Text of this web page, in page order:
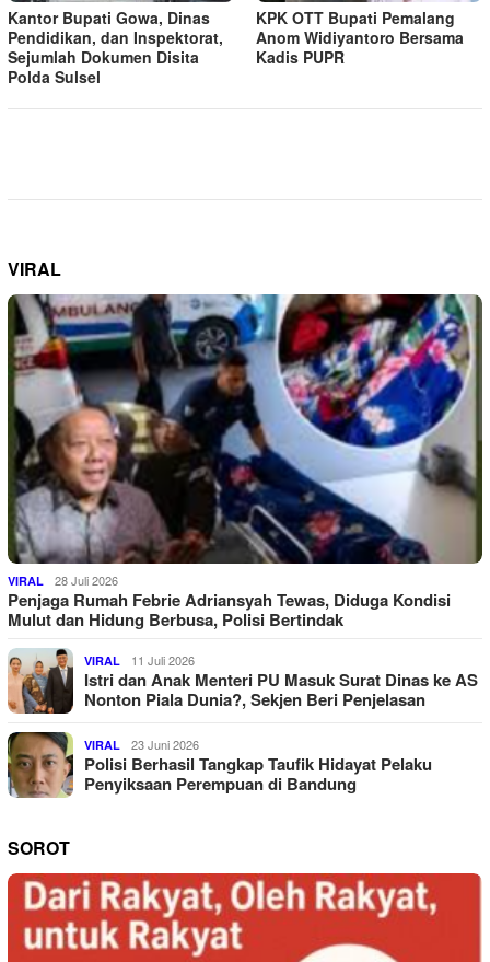
Kantor Bupati Gowa, Dinas
Pendidikan, dan Inspektorat,
Sejumlah Dokumen Disita
Polda Sulsel
KPK OTT Bupati Pemalang
Anom Widiyantoro Bersama
Kadis PUPR
VIRAL
VIRAL 28 Juli 2026
Penjaga Rumah Febrie Adriansyah Tewas, Diduga Kondisi
Mulut dan Hidung Berbusa, Polisi Bertindak
VIRAL 11 Juli 2026
Istri dan Anak Menteri PU Masuk Surat Dinas ke AS
Nonton Piala Dunia?, Sekjen Beri Penjelasan
VIRAL 23 Juni 2026
Polisi Berhasil Tangkap Taufik Hidayat Pelaku
Penyiksaan Perempuan di Bandung
SOROT